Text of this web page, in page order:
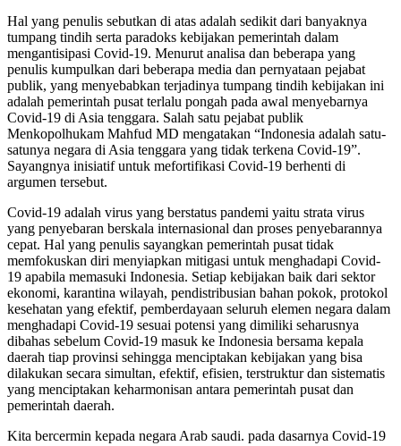
Hal yang penulis sebutkan di atas adalah sedikit dari banyaknya
tumpang tindih serta paradoks kebijakan pemerintah dalam
mengantisipasi Covid-19. Menurut analisa dan beberapa yang
penulis kumpulkan dari beberapa media dan pernyataan pejabat
publik, yang menyebabkan terjadinya tumpang tindih kebijakan ini
adalah pemerintah pusat terlalu pongah pada awal menyebarnya
Covid-19 di Asia tenggara. Salah satu pejabat publik
Menkopolhukam Mahfud MD mengatakan “Indonesia adalah satu-
satunya negara di Asia tenggara yang tidak terkena Covid-19”.
Sayangnya inisiatif untuk mefortifikasi Covid-19 berhenti di
argumen tersebut.
Covid-19 adalah virus yang berstatus pandemi yaitu strata virus
yang penyebaran berskala internasional dan proses penyebarannya
cepat. Hal yang penulis sayangkan pemerintah pusat tidak
memfokuskan diri menyiapkan mitigasi untuk menghadapi Covid-
19 apabila memasuki Indonesia. Setiap kebijakan baik dari sektor
ekonomi, karantina wilayah, pendistribusian bahan pokok, protokol
kesehatan yang efektif, pemberdayaan seluruh elemen negara dalam
menghadapi Covid-19 sesuai potensi yang dimiliki seharusnya
dibahas sebelum Covid-19 masuk ke Indonesia bersama kepala
daerah tiap provinsi sehingga menciptakan kebijakan yang bisa
dilakukan secara simultan, efektif, efisien, terstruktur dan sistematis
yang menciptakan keharmonisan antara pemerintah pusat dan
pemerintah daerah.
Kita bercermin kepada negara Arab saudi. pada dasarnya Covid-19